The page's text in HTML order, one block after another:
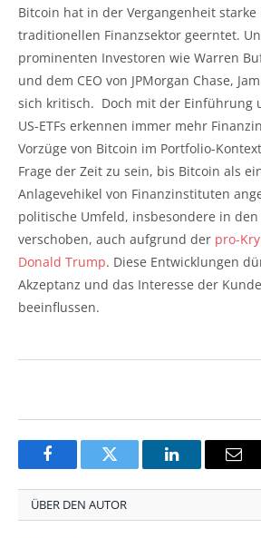
Bitcoin hat in der Vergangenheit starke
traditionellen Finanzsektor geerntet.
prominenten Investoren wie Warren
und dem CEO von JPMorgan Chase,
sich kritisch. Doch mit der Einführung
US-ETFs erkennen immer mehr
Vorzüge von Bitcoin im Portfolio-
Frage der Zeit zu sein, bis Bitcoin als
Anlagevehikel von Finanzinstituten
politische Umfeld, insbesondere in den
verschoben, auch aufgrund der pro-
Donald Trump. Diese Entwicklungen
Akzeptanz und das Interesse der
beeinflussen.
FacebookTwitter LinkedIn
ÜBER DEN AUTOR